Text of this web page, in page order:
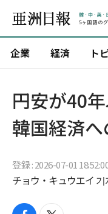
企業 経済 ト
円安が40
韓国経済
登録 : 2026-07-01
チョウ・キュウエイ 기